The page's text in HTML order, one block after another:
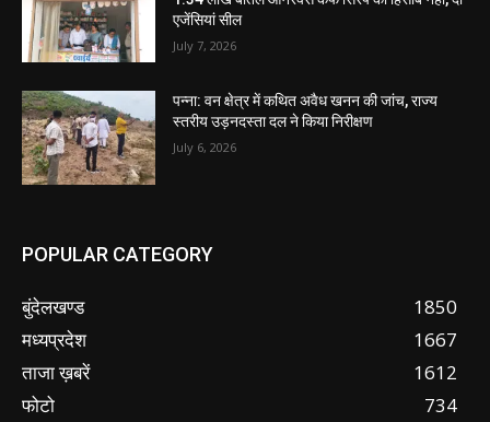
एजेंसियां सील
July 7, 2026
पन्ना: वन क्षेत्र में कथित अवैध खनन की जांच, राज्य
स्तरीय उड़नदस्ता दल ने किया निरीक्षण
July 6, 2026
POPULAR CATEGORY
बुंदेलखण्ड
1850
मध्यप्रदेश
1667
ताजा ख़बरें
1612
फोटो
734